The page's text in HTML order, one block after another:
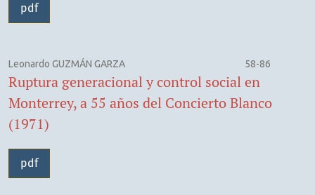
pdf
Leonardo GUZMÁN GARZA 58-86
Ruptura generacional y control social en
Monterrey, a 55 años del Concierto Blanco
(1971)
pdf